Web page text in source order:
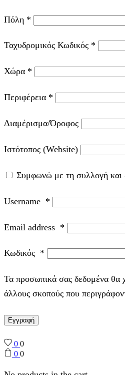
Πόλη *
Ταχυδρομικός Κωδικός *
Χώρα *
Περιφέρεια *
Διαμέρισμα/Όροφος
Ιστότοπος (Website)
Συμφωνώ με τη συλλογή και
Username *
Email address *
Κωδικός *
Τα προσωπικά σας δεδομένα θα
άλλους σκοπούς που
Εγγραφή
0 0
0 0